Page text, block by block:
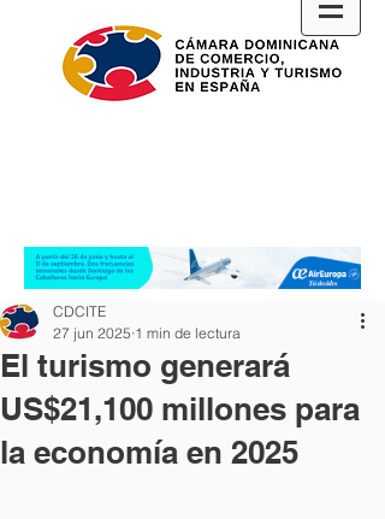
El turismo generará
US$21,100 millones para
la economía en 2025
CDCITE
27 jun 2025 1 min de lectura